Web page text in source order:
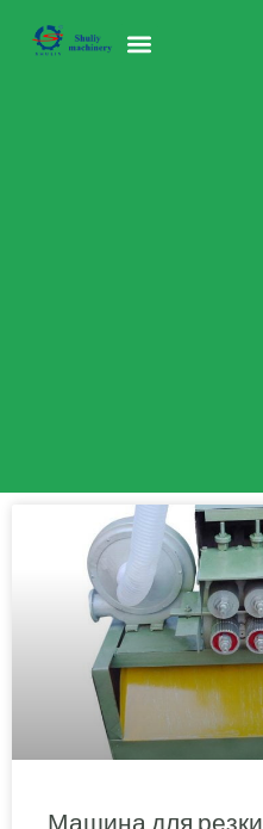
Машина для